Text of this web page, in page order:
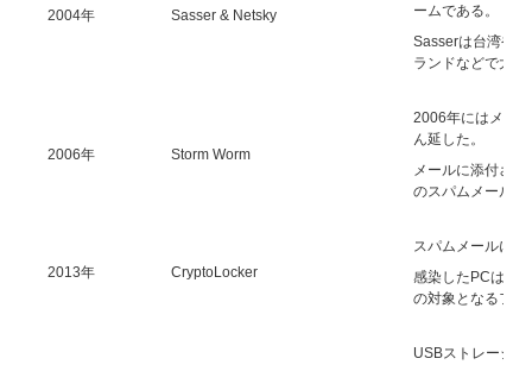
2004年 Sasser & Netsky
ームである。
Sasserは台湾や
ランドなどで大
2006年 Storm Worm
2006年にはメー
ん延した。
メールに添付さ
のスパムメール
2013年 CryptoLocker
スパムメールに
感染したPCは
の対象となるフ
USBストレージ